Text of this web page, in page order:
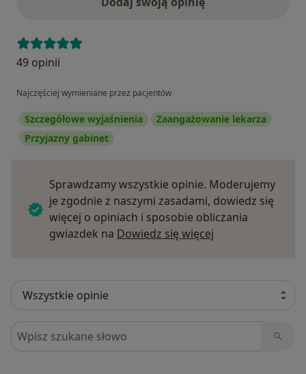
49 opinii
Najczęściej wymieniane przez pacjentów
Szczegółowe wyjaśnienia
Zaangażowanie lekarza
Przyjazny gabinet
Sprawdzamy wszystkie opinie. Moderujemy
je zgodnie z naszymi zasadami, dowiedz się
więcej o opiniach i sposobie obliczania
gwiazdek na Dowiedz się więcej
Szukaj w opiniach